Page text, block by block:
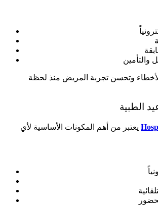
وتحسن تجربة المريض منذ لحظة
الطبية